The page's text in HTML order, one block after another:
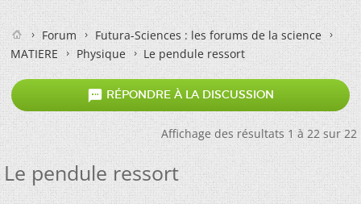
Forum
Futura-Sciences : les forums de la science
MATIERE
Physique Le pendule ressort
 RÉPONDRE À LA DISCUSSION
Affichage des résultats 1 à 22 sur 22
Le pendule ressort